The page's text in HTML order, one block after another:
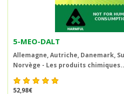
5-MEO-DALT
Allemagne, Autriche, Danemark,
Norvège - Les produits chimiques..
52,98€